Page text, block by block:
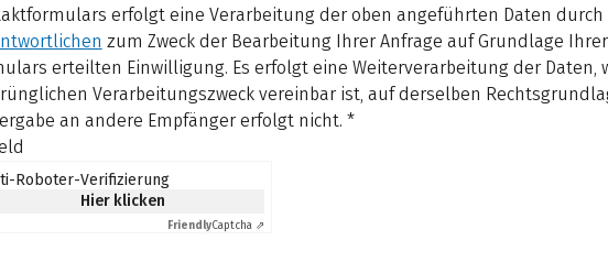
erfolgt eine Verarbeitung der oben angeführten Daten durch
zum Zweck der Bearbeitung Ihrer Anfrage auf Grundlage
erteilten Einwilligung. Es erfolgt eine Weiterverarbeitung der Daten,
Verarbeitungszweck vereinbar ist, auf derselben
an andere Empfänger erfolgt nicht. *
Roboter-Verifizierung
Hier klicken
FriendlyCaptcha ⇗